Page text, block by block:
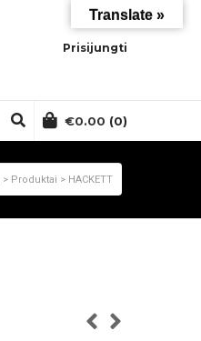
Prisijungti
€0.00 (0)
> Produktai > HACKETT
Translate »